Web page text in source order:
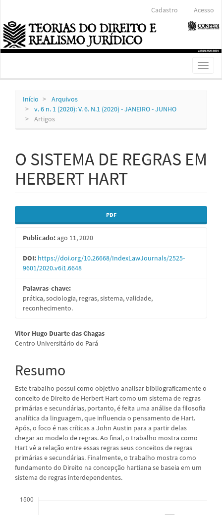
Conteúdo
principal
Barra
Lateral
Cadastro Acesso
Toggle
Início
Arquivos
v. 6 n. 1 (2020): V. 6. N.1 (2020) - JANEIRO - JUNHO
Artigos
O SISTEMA DE REGRAS EM
HERBERT HART
Barra
lateral
de
artigos
PDF
Publicado:ago 11, 2020
DOI: https://doi.org/10.26668/IndexLawJournals/2525-
9601/2020.v6i1.6648
Palavras-chave:
prática, sociologia, regras, sistema, validade,
reconhecimento.
Conteúdo
do
artigo
principal
Vitor Hugo Duarte das Chagas
Centro Universitário do Pará
Resumo
Este trabalho possui como objetivo analisar bibliograficamente o
conceito de Direito de Herbert Hart como um sistema de regras
primárias e secundárias, portanto, é feita uma análise da filosofia
analítica da linguagem, que influencia o pensamento de Hart.
Após, o foco é nas críticas a John Austin para a partir delas
chegar ao modelo de regras. Ao final, o trabalho mostra como
Hart vê a relação entre essas regras seus conceitos de regras
primárias e secundárias. Finalmente, o trabalho mostra como
fundamento do Direito na concepção hartiana se baseia em um
sistema de regras interdependentes.